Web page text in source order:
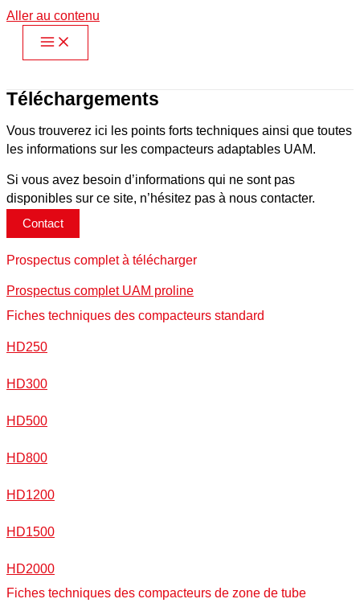
Aller au contenu
Téléchargements
Vous trouverez ici les points forts techniques ainsi que toutes
les informations sur les compacteurs adaptables UAM.
Si vous avez besoin d’informations qui ne sont pas
disponibles sur ce site, n’hésitez pas à nous contacter.
Contact
Prospectus complet à télécharger
Prospectus complet UAM proline
Fiches techniques des compacteurs standard
HD250
HD300
HD500
HD800
HD1200
HD1500
HD2000
Fiches techniques des compacteurs de zone de tube